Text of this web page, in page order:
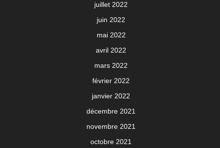
juillet 2022
juin 2022
mai 2022
avril 2022
mars 2022
février 2022
janvier 2022
décembre 2021
novembre 2021
octobre 2021